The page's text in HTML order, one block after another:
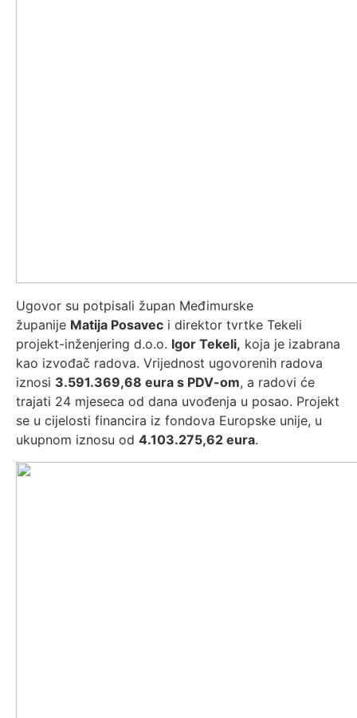
Ugovor su potpisali župan Međimurske
županije Matija Posavec i direktor tvrtke Tekeli
projekt-inženjering d.o.o. Igor Tekeli, koja je izabrana
kao izvođač radova. Vrijednost ugovorenih radova
iznosi 3.591.369,68 eura s PDV-om, a radovi će
trajati 24 mjeseca od dana uvođenja u posao. Projekt
se u cijelosti financira iz fondova Europske unije, u
ukupnom iznosu od 4.103.275,62 eura.